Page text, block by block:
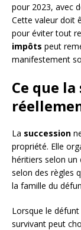
pour 2023, avec
Cette valeur doit
pour éviter tout
impôts peut
manifestement
Ce que
La succession
propriété. Elle
héritiers selon
selon des règles
la famille du
Lorsque le défunt
survivant peut